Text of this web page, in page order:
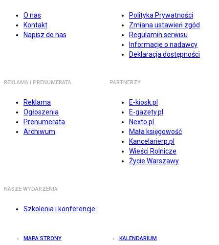
O nas
Kontakt
Napisz do nas
Polityka Prywatności
Zmiana ustawień zgód
Regulamin serwisu
Informacje o nadawcy
Deklaracja dostępności
REKLAMA I PRENUMERATA
Reklama
Ogłoszenia
Prenumerata
Archiwum
PARTNERZY
E-kiosk.pl
E-gazety.pl
Nexto.pl
Mała księgowość
Kancelarierp.pl
Wieści Rolnicze
Życie Warszawy
NASZE WYDARZENIA
Szkolenia i konferencje
MAPA STRONY KALENDARIUM